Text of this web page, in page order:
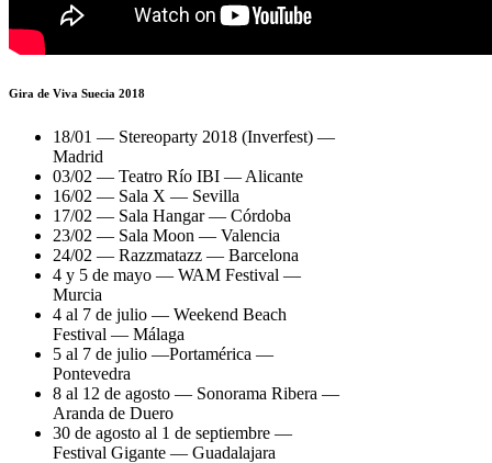
Gira de Viva Suecia 2018
18/01 — Stereoparty 2018 (Inverfest) —
Madrid
03/02 — Teatro Río IBI — Alicante
16/02 — Sala X — Sevilla
17/02 — Sala Hangar — Córdoba
23/02 — Sala Moon — Valencia
24/02 — Razzmatazz — Barcelona
4 y 5 de mayo — WAM Festival —
Murcia
4 al 7 de julio — Weekend Beach
Festival — Málaga
5 al 7 de julio —Portamérica —
Pontevedra
8 al 12 de agosto — Sonorama Ribera —
Aranda de Duero
30 de agosto al 1 de septiembre —
Festival Gigante — Guadalajara